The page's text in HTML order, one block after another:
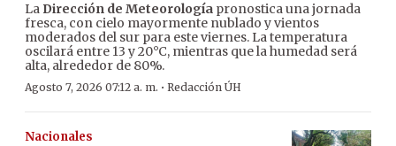
La Dirección de Meteorología pronostica una jornada
fresca, con cielo mayormente nublado y vientos
moderados del sur para este viernes. La temperatura
oscilará entre 13 y 20°C, mientras que la humedad será
alta, alrededor de 80%.
Agosto 7, 2026 07:12 a. m. · Redacción ÚH
Nacionales